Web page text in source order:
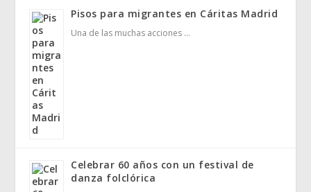
Pisos para migrantes en Cáritas Madrid
Una de las muchas acciones …
Celebrar 60 años con un festival de
danza folclórica